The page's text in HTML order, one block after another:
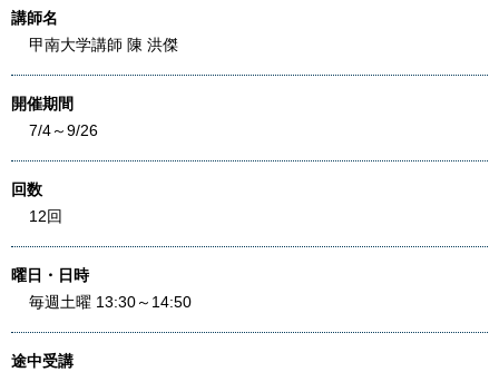
講師名
甲南大学講師 陳 洪傑
開催期間
7/4～9/26
回数
12回
曜日・日時
毎週土曜 13:30～14:50
途中受講